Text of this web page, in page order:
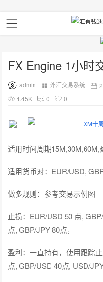
FX Engine 1小时
admin 外汇交易系统
4.45K
0 0
适用时间周期15M,30M,60M,
适用货币对：EUR/USD,
做多规则：参考交易示例图
止损：EUR/USD 50 点,
点, GBP/JPY 80点，
盈利：一直持有，使用跟踪
点, GBP/USD 40点, USD/